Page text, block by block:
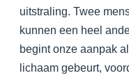
uitstraling. Twee
kunnen een heel
begint onze aanpak
lichaam gebeurt,